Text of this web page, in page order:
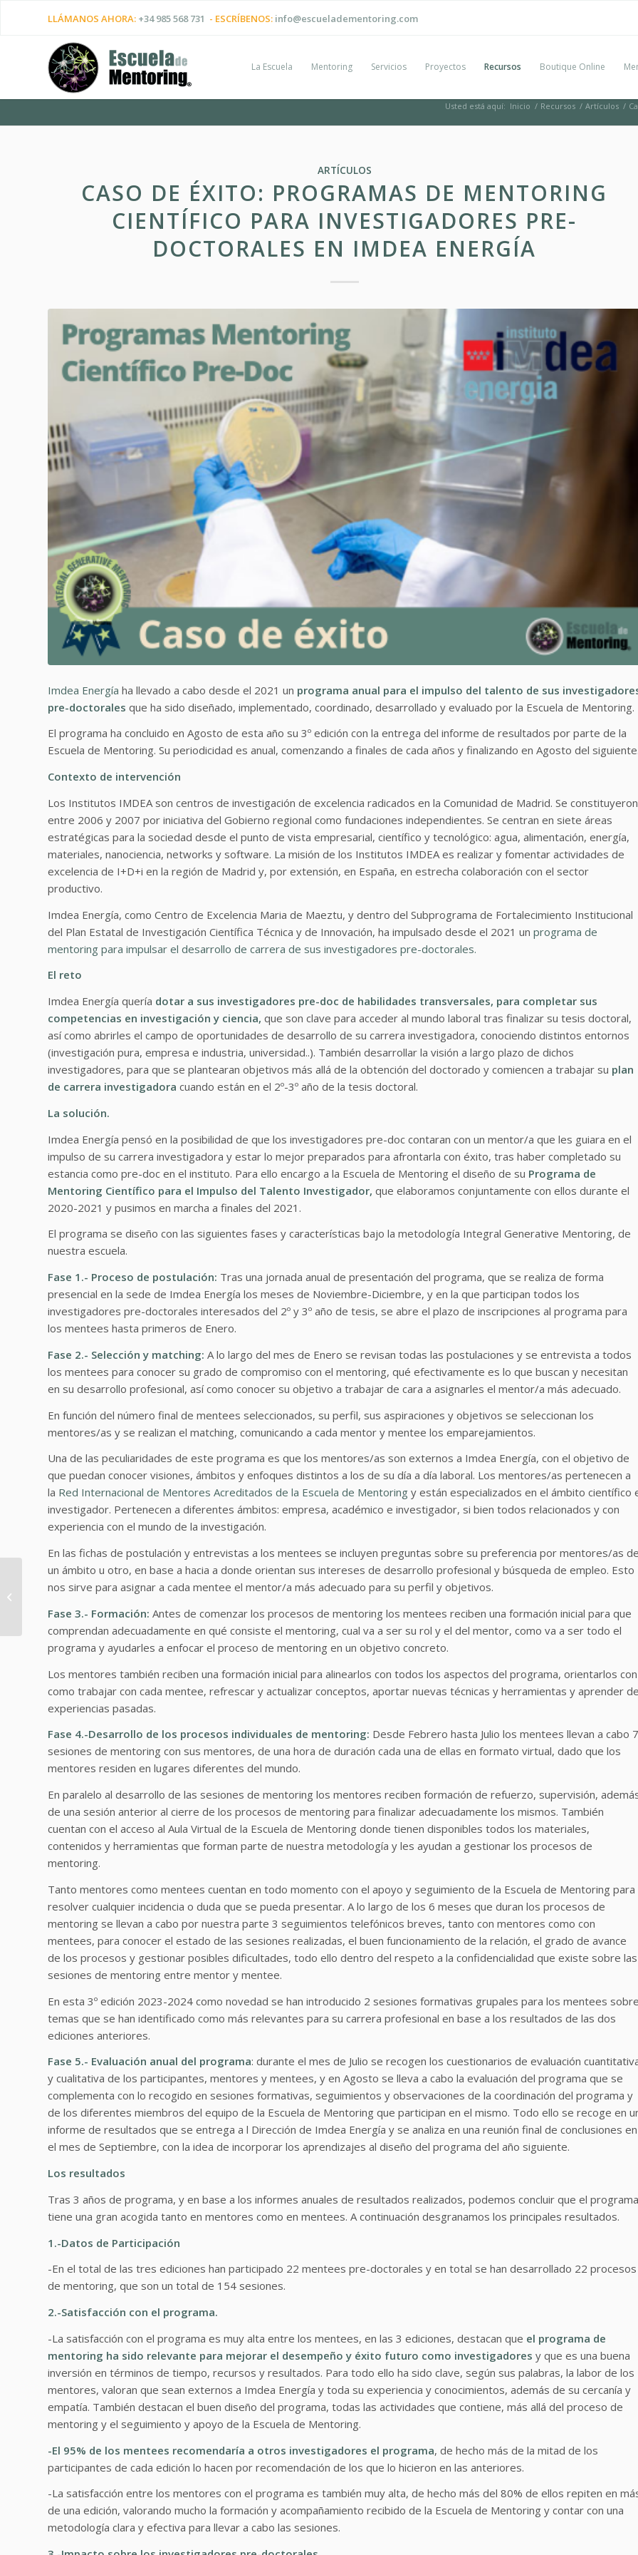
LLÁMANOS AHORA: +34 985 568 731 - ESCRÍBENOS: info@escueladementoring.com
La Escuela Mentoring Servicios Proyectos Recursos Boutique Online
Usted está aquí: Inicio / Recursos / Artículos /
ARTÍCULOS
CASO DE ÉXITO: PROGRAMAS DE MENTORING
CIENTÍFICO PARA INVESTIGADORES PRE-
DOCTORALES EN IMDEA ENERGÍA
Imdea Energía ha llevado a cabo desde el 2021 un programa anual para el impulso del talento de sus
pre-doctorales que ha sido diseñado, implementado, coordinado, desarrollado y evaluado por la Escuela de Mentoring.
El programa ha concluido en Agosto de esta año su 3º edición con la entrega del informe de resultados por parte de la
Escuela de Mentoring. Su periodicidad es anual, comenzando a finales de cada años y finalizando en Agosto del
Contexto de intervención
Los Institutos IMDEA son centros de investigación de excelencia radicados en la Comunidad de Madrid. Se constituyeron
entre 2006 y 2007 por iniciativa del Gobierno regional como fundaciones independientes. Se centran en siete áreas
estratégicas para la sociedad desde el punto de vista empresarial, científico y tecnológico: agua, alimentación, energía,
materiales, nanociencia, networks y software. La misión de los Institutos IMDEA es realizar y fomentar actividades de
excelencia de I+D+i en la región de Madrid y, por extensión, en España, en estrecha colaboración con el sector
productivo.
Imdea Energía, como Centro de Excelencia Maria de Maeztu, y dentro del Subprograma de Fortalecimiento Institucional
del Plan Estatal de Investigación Científica Técnica y de Innovación, ha impulsado desde el 2021 un programa de
mentoring para impulsar el desarrollo de carrera de sus investigadores pre-doctorales.
El reto
Imdea Energía quería dotar a sus investigadores pre-doc de habilidades transversales, para completar sus
competencias en investigación y ciencia, que son clave para acceder al mundo laboral tras finalizar su tesis doctoral,
así como abrirles el campo de oportunidades de desarrollo de su carrera investigadora, conociendo distintos entornos
(investigación pura, empresa e industria, universidad..). También desarrollar la visión a largo plazo de dichos
investigadores, para que se plantearan objetivos más allá de la obtención del doctorado y comiencen a trabajar su plan
de carrera investigadora cuando están en el 2º-3º año de la tesis doctoral.
La solución.
Imdea Energía pensó en la posibilidad de que los investigadores pre-doc contaran con un mentor/a que les guiara en el
impulso de su carrera investigadora y estar lo mejor preparados para afrontarla con éxito, tras haber completado su
estancia como pre-doc en el instituto. Para ello encargo a la Escuela de Mentoring el diseño de su Programa de
Mentoring Científico para el Impulso del Talento Investigador, que elaboramos conjuntamente con ellos durante el
2020-2021 y pusimos en marcha a finales del 2021.
El programa se diseño con las siguientes fases y características bajo la metodología Integral Generative Mentoring, de
nuestra escuela.
Fase 1.- Proceso de postulación: Tras una jornada anual de presentación del programa, que se realiza de forma
presencial en la sede de Imdea Energía los meses de Noviembre-Diciembre, y en la que participan todos los
investigadores pre-doctorales interesados del 2º y 3º año de tesis, se abre el plazo de inscripciones al programa para
los mentees hasta primeros de Enero.
Fase 2.- Selección y matching: A lo largo del mes de Enero se revisan todas las postulaciones y se entrevista a todos
los mentees para conocer su grado de compromiso con el mentoring, qué efectivamente es lo que buscan y necesitan
en su desarrollo profesional, así como conocer su objetivo a trabajar de cara a asignarles el mentor/a más adecuado.
En función del número final de mentees seleccionados, su perfil, sus aspiraciones y objetivos se seleccionan los
mentores/as y se realizan el matching, comunicando a cada mentor y mentee los emparejamientos.
Una de las peculiaridades de este programa es que los mentores/as son externos a Imdea Energía, con el objetivo de
que puedan conocer visiones, ámbitos y enfoques distintos a los de su día a día laboral. Los mentores/as pertenecen a
la Red Internacional de Mentores Acreditados de la Escuela de Mentoring y están especializados en el ámbito científico
investigador. Pertenecen a diferentes ámbitos: empresa, académico e investigador, si bien todos relacionados y con
experiencia con el mundo de la investigación.
En las fichas de postulación y entrevistas a los mentees se incluyen preguntas sobre su preferencia por mentores/as
un ámbito u otro, en base a hacia a donde orientan sus intereses de desarrollo profesional y búsqueda de empleo. Esto
nos sirve para asignar a cada mentee el mentor/a más adecuado para su perfil y objetivos.
Fase 3.- Formación: Antes de comenzar los procesos de mentoring los mentees reciben una formación inicial para que
comprendan adecuadamente en qué consiste el mentoring, cual va a ser su rol y el del mentor, como va a ser todo el
programa y ayudarles a enfocar el proceso de mentoring en un objetivo concreto.
Los mentores también reciben una formación inicial para alinearlos con todos los aspectos del programa, orientarlos con
como trabajar con cada mentee, refrescar y actualizar conceptos, aportar nuevas técnicas y herramientas y aprender
experiencias pasadas.
Fase 4.-Desarrollo de los procesos individuales de mentoring: Desde Febrero hasta Julio los mentees llevan a cabo 7
sesiones de mentoring con sus mentores, de una hora de duración cada una de ellas en formato virtual, dado que los
mentores residen en lugares diferentes del mundo.
En paralelo al desarrollo de las sesiones de mentoring los mentores reciben formación de refuerzo, supervisión,
de una sesión anterior al cierre de los procesos de mentoring para finalizar adecuadamente los mismos. También
cuentan con el acceso al Aula Virtual de la Escuela de Mentoring donde tienen disponibles todos los materiales,
contenidos y herramientas que forman parte de nuestra metodología y les ayudan a gestionar los procesos de
mentoring.
Tanto mentores como mentees cuentan en todo momento con el apoyo y seguimiento de la Escuela de Mentoring para
resolver cualquier incidencia o duda que se pueda presentar. A lo largo de los 6 meses que duran los procesos de
mentoring se llevan a cabo por nuestra parte 3 seguimientos telefónicos breves, tanto con mentores como con
mentees, para conocer el estado de las sesiones realizadas, el buen funcionamiento de la relación, el grado de avance
de los procesos y gestionar posibles dificultades, todo ello dentro del respeto a la confidencialidad que existe sobre las
sesiones de mentoring entre mentor y mentee.
En esta 3º edición 2023-2024 como novedad se han introducido 2 sesiones formativas grupales para los mentees
temas que se han identificado como más relevantes para su carrera profesional en base a los resultados de las dos
ediciones anteriores.
Fase 5.- Evaluación anual del programa: durante el mes de Julio se recogen los cuestionarios de evaluación
y cualitativa de los participantes, mentores y mentees, y en Agosto se lleva a cabo la evaluación del programa que se
complementa con lo recogido en sesiones formativas, seguimientos y observaciones de la coordinación del programa y
de los diferentes miembros del equipo de la Escuela de Mentoring que participan en el mismo. Todo ello se recoge en
informe de resultados que se entrega a l Dirección de Imdea Energía y se analiza en una reunión final de conclusiones en
el mes de Septiembre, con la idea de incorporar los aprendizajes al diseño del programa del año siguiente.
Los resultados
Tras 3 años de programa, y en base a los informes anuales de resultados realizados, podemos concluir que el programa
tiene una gran acogida tanto en mentores como en mentees. A continuación desgranamos los principales resultados.
1.-Datos de Participación
-En el total de las tres ediciones han participado 22 mentees pre-doctorales y en total se han desarrollado 22 procesos
de mentoring, que son un total de 154 sesiones.
2.-Satisfacción con el programa.
-La satisfacción con el programa es muy alta entre los mentees, en las 3 ediciones, destacan que el programa de
mentoring ha sido relevante para mejorar el desempeño y éxito futuro como investigadores y que es una buena
inversión en términos de tiempo, recursos y resultados. Para todo ello ha sido clave, según sus palabras, la labor de los
mentores, valoran que sean externos a Imdea Energía y toda su experiencia y conocimientos, además de su cercanía y
empatía. También destacan el buen diseño del programa, todas las actividades que contiene, más allá del proceso de
mentoring y el seguimiento y apoyo de la Escuela de Mentoring.
-El 95% de los mentees recomendaría a otros investigadores el programa, de hecho más de la mitad de los
participantes de cada edición lo hacen por recomendación de los que lo hicieron en las anteriores.
-La satisfacción entre los mentores con el programa es también muy alta, de hecho más del 80% de ellos repiten en
de una edición, valorando mucho la formación y acompañamiento recibido de la Escuela de Mentoring y contar con una
metodología clara y efectiva para llevar a cabo las sesiones.
Sueños y objetivos